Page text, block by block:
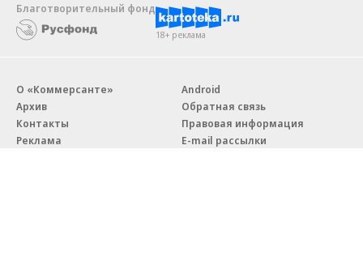
Благотворительный фонд
18+ реклама
О «Коммерсанте»
Архив
Контакты
Реклама
Android
Обратная связь
Правовая информация
E-mail рассылки